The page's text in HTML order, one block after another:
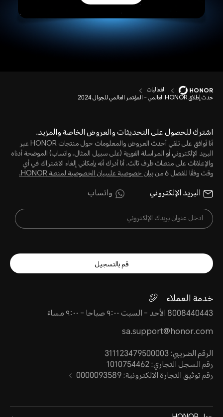
الفعاليات
حدث إطلاق HONOR العالمي - المؤتمر العالمي للجوال 2024
اشترك للحصول على التحديثات والعروض الخاصة والمزيد.
أنا أوافق على تلقي أحدث العروض والمعلومات حول منتجات HONOR عبر
البريد الإلكتروني أو المراسلة الفورية (على سبيل المثال، واتساب) الموضحة أدناه
والإعلانات على منصات طرف ثالث. أنا أدرك أنه بإمكاني إلغاء الاشتراك في أي
وقت وفقًا للفصل 6 من
بيان خصوصية علىبيان الخصوصية لمنصة HONOR‬.
البريد الإلكتروني واتساب
قم بالتسجيل
خدمة العملاء
8008440443 الأحد - السبت ٩:٠٠ صباحا - ٩:٠٠ مساءً
sa.support@honor.com
الرقم الضريبي: 311123479500003
رقم السجل التجاري: 1010754462
رقم توثيق التجارة الالكترونية: 0000093589